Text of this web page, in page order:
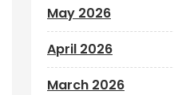
May 2026
April 2026
March 2026